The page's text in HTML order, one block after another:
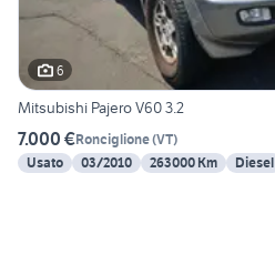
6
Mitsubishi Pajero V60 3.2
7.000 €Ronciglione(VT)
Usato
03/2010 263000 Km Diesel